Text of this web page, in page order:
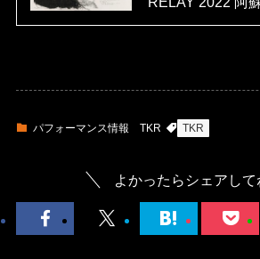
パフォーマンス情報 TKR TKR
よかったらシェアして